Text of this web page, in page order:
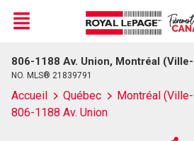
Live
En Direct
Menu
806-1188 Av. Union, Montréal
NO. MLS® 21839791
Accueil Québec
Montréal
806-1188 Av. Union